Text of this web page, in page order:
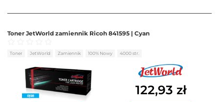
Toner JetWorld zamiennik Ricoh 841595 | Cyan
Oceniono na 5
Toner JetWorld Zamiennik 100% Nowy 4000 str.
122,93 zł